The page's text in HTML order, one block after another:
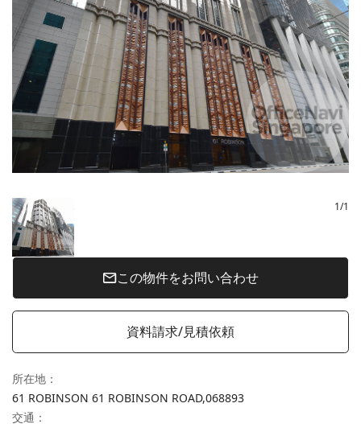
1/1
この物件をお問い合わせ
資料請求/見積依頼
所在地 ：
61 ROBINSON 61 ROBINSON ROAD,068893
交通 ：